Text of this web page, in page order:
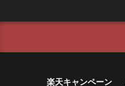
楽天キャンペーン